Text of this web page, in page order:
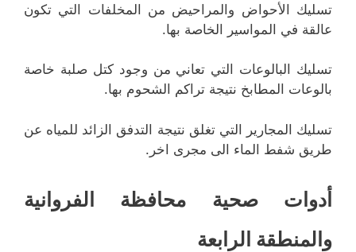
تسليك الأحواض والمراحيض من المخلفات التي تكون
عالقة في المواسير الخاصة بها.
تسليك البالوعات التي تعاني من وجود كتل صلبة خاصة
بالوعات المطابخ نتيجة تراكم الشحوم بها.
تسليك المجارير التي تغلق نتيجة التدفق الزائد للمياه عن
طريق شفط الماء الى مجرى اخر.
أدوات صحية محافظة الفروانية
والمنطقة الرابعة